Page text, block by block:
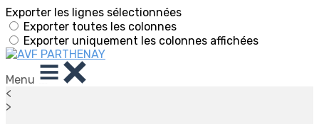
Exporter les lignes sélectionnées
Exporter toutes les colonnes
Exporter uniquement les colonnes affichées
Menu
<
>